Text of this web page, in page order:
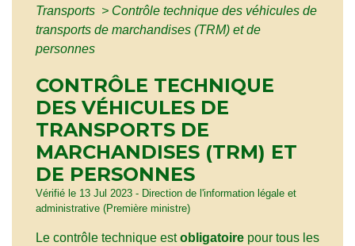
Transports > Contrôle technique des véhicules de
transports de marchandises (TRM) et de
personnes
CONTRÔLE TECHNIQUE
DES VÉHICULES DE
TRANSPORTS DE
MARCHANDISES (TRM) ET
DE PERSONNES
Vérifié le 13 Jul 2023 - Direction de l'information légale et
administrative (Première ministre)
Le contrôle technique estobligatoire pour tous les